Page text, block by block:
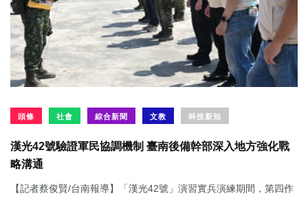
頭條 社會 綜合新聞 文教 科技新知
漢光42號驗證軍民協調機制 臺南後備幹部深入地方強化戰
略溝通
【記者蔡俊賢/台南報導】「漢光42號」演習實兵演練期間，第四作